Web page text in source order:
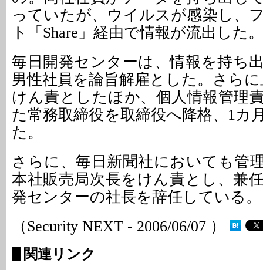
っていたが、ウイルスが感染し、
ト「Share」経由で情報が流出した。
毎日開発センターは、情報を持ち
男性社員を論旨解雇とした。さら
けん責としたほか、個人情報管理
た常務取締役を取締役へ降格、1カ
た。
さらに、毎日新聞社においても管
本社販売局次長をけん責とし、兼
発センターの社長を辞任している。
（Security NEXT - 2006/06/07 ）
関連リンク